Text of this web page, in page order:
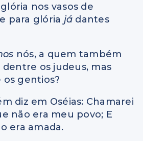
nos vasos de
para glória já dantes
nós, a quem também
os judeus, mas
gentios?
diz em Oséias: Chamarei
não era meu povo; E
era amada.